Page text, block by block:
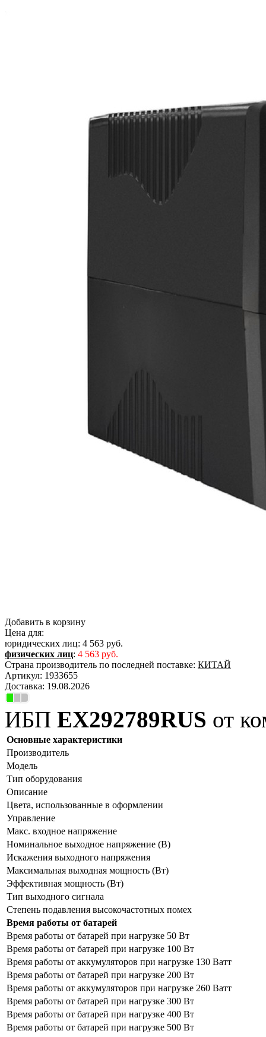
Добавить в корзину
Цена для:
юридических лиц: 4 563 руб.
физических лиц: 4 563 руб.
Страна производитель по последней поставке: КИТАЙ
Артикул: 1933655
Доставка: 19.08.2026
ИБП EX292789RUS от
Основные характеристики
Производитель
Модель
Тип оборудования
Описание
Цвета, использованные в оформлении
Управление
Макс. входное напряжение
Номинальное выходное напряжение (В)
Искажения выходного напряжения
Максимальная выходная мощность (Вт)
Эффективная мощность (Вт)
Тип выходного сигнала
Степень подавления высокочастотных помех
Время работы от батарей
Время работы от батарей при нагрузке 50 Вт
Время работы от батарей при нагрузке 100 Вт
Время работы от аккумуляторов при нагрузке 130 Ватт
Время работы от батарей при нагрузке 200 Вт
Время работы от аккумуляторов при нагрузке 260 Ватт
Время работы от батарей при нагрузке 300 Вт
Время работы от батарей при нагрузке 400 Вт
Время работы от батарей при нагрузке 500 Вт